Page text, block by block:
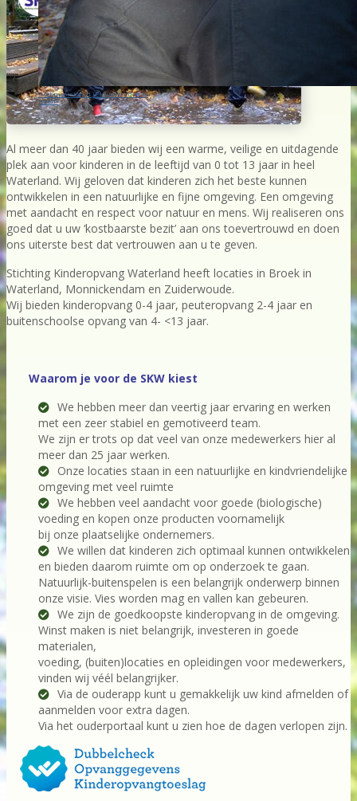
“Het mooiste dat je kunt worden is
jezelf”
“Het mooiste dat je kunt worden is
jezelf”
“Het mooiste dat je kunt worden is
jezelf”
Al meer dan 40 jaar bieden wij een warme, veilige en uitdagende
plek aan voor kinderen in de leeftijd van 0 tot 13 jaar in heel
Waterland. Wij geloven dat kinderen zich het beste kunnen
ontwikkelen in een natuurlijke en fijne omgeving. Een omgeving
met aandacht en respect voor natuur en mens. Wij realiseren ons
goed dat u uw ‘kostbaarste bezit’ aan ons toevertrouwd en doen
ons uiterste best dat vertrouwen aan u te geven.
Stichting Kinderopvang Waterland heeft locaties in Broek in
Waterland, Monnickendam en Zuiderwoude.
Wij bieden kinderopvang 0-4 jaar, peuteropvang 2-4 jaar en
buitenschoolse opvang van 4- <13 jaar.
Waarom je voor de SKW kiest
We hebben meer dan veertig jaar ervaring en werken
met een zeer stabiel en gemotiveerd team.
We zijn er trots op dat veel van onze medewerkers hier al
meer dan 25 jaar werken.
Onze locaties staan in een natuurlijke en kindvriendelijke
omgeving met veel ruimte
We hebben veel aandacht voor goede (biologische)
voeding en kopen onze producten voornamelijk
bij onze plaatselijke ondernemers.
We willen dat kinderen zich optimaal kunnen ontwikkelen
en bieden daarom ruimte om op onderzoek te gaan.
Natuurlijk-buitenspelen is een belangrijk onderwerp binnen
onze visie. Vies worden mag en vallen kan gebeuren.
We zijn de goedkoopste kinderopvang in de omgeving.
Winst maken is niet belangrijk, investeren in goede
materialen,
voeding, (buiten)locaties en opleidingen voor medewerkers,
vinden wij véél belangrijker.
Via de ouderapp kunt u gemakkelijk uw kind afmelden of
aanmelden voor extra dagen.
Via het ouderportaal kunt u zien hoe de dagen verlopen zijn.